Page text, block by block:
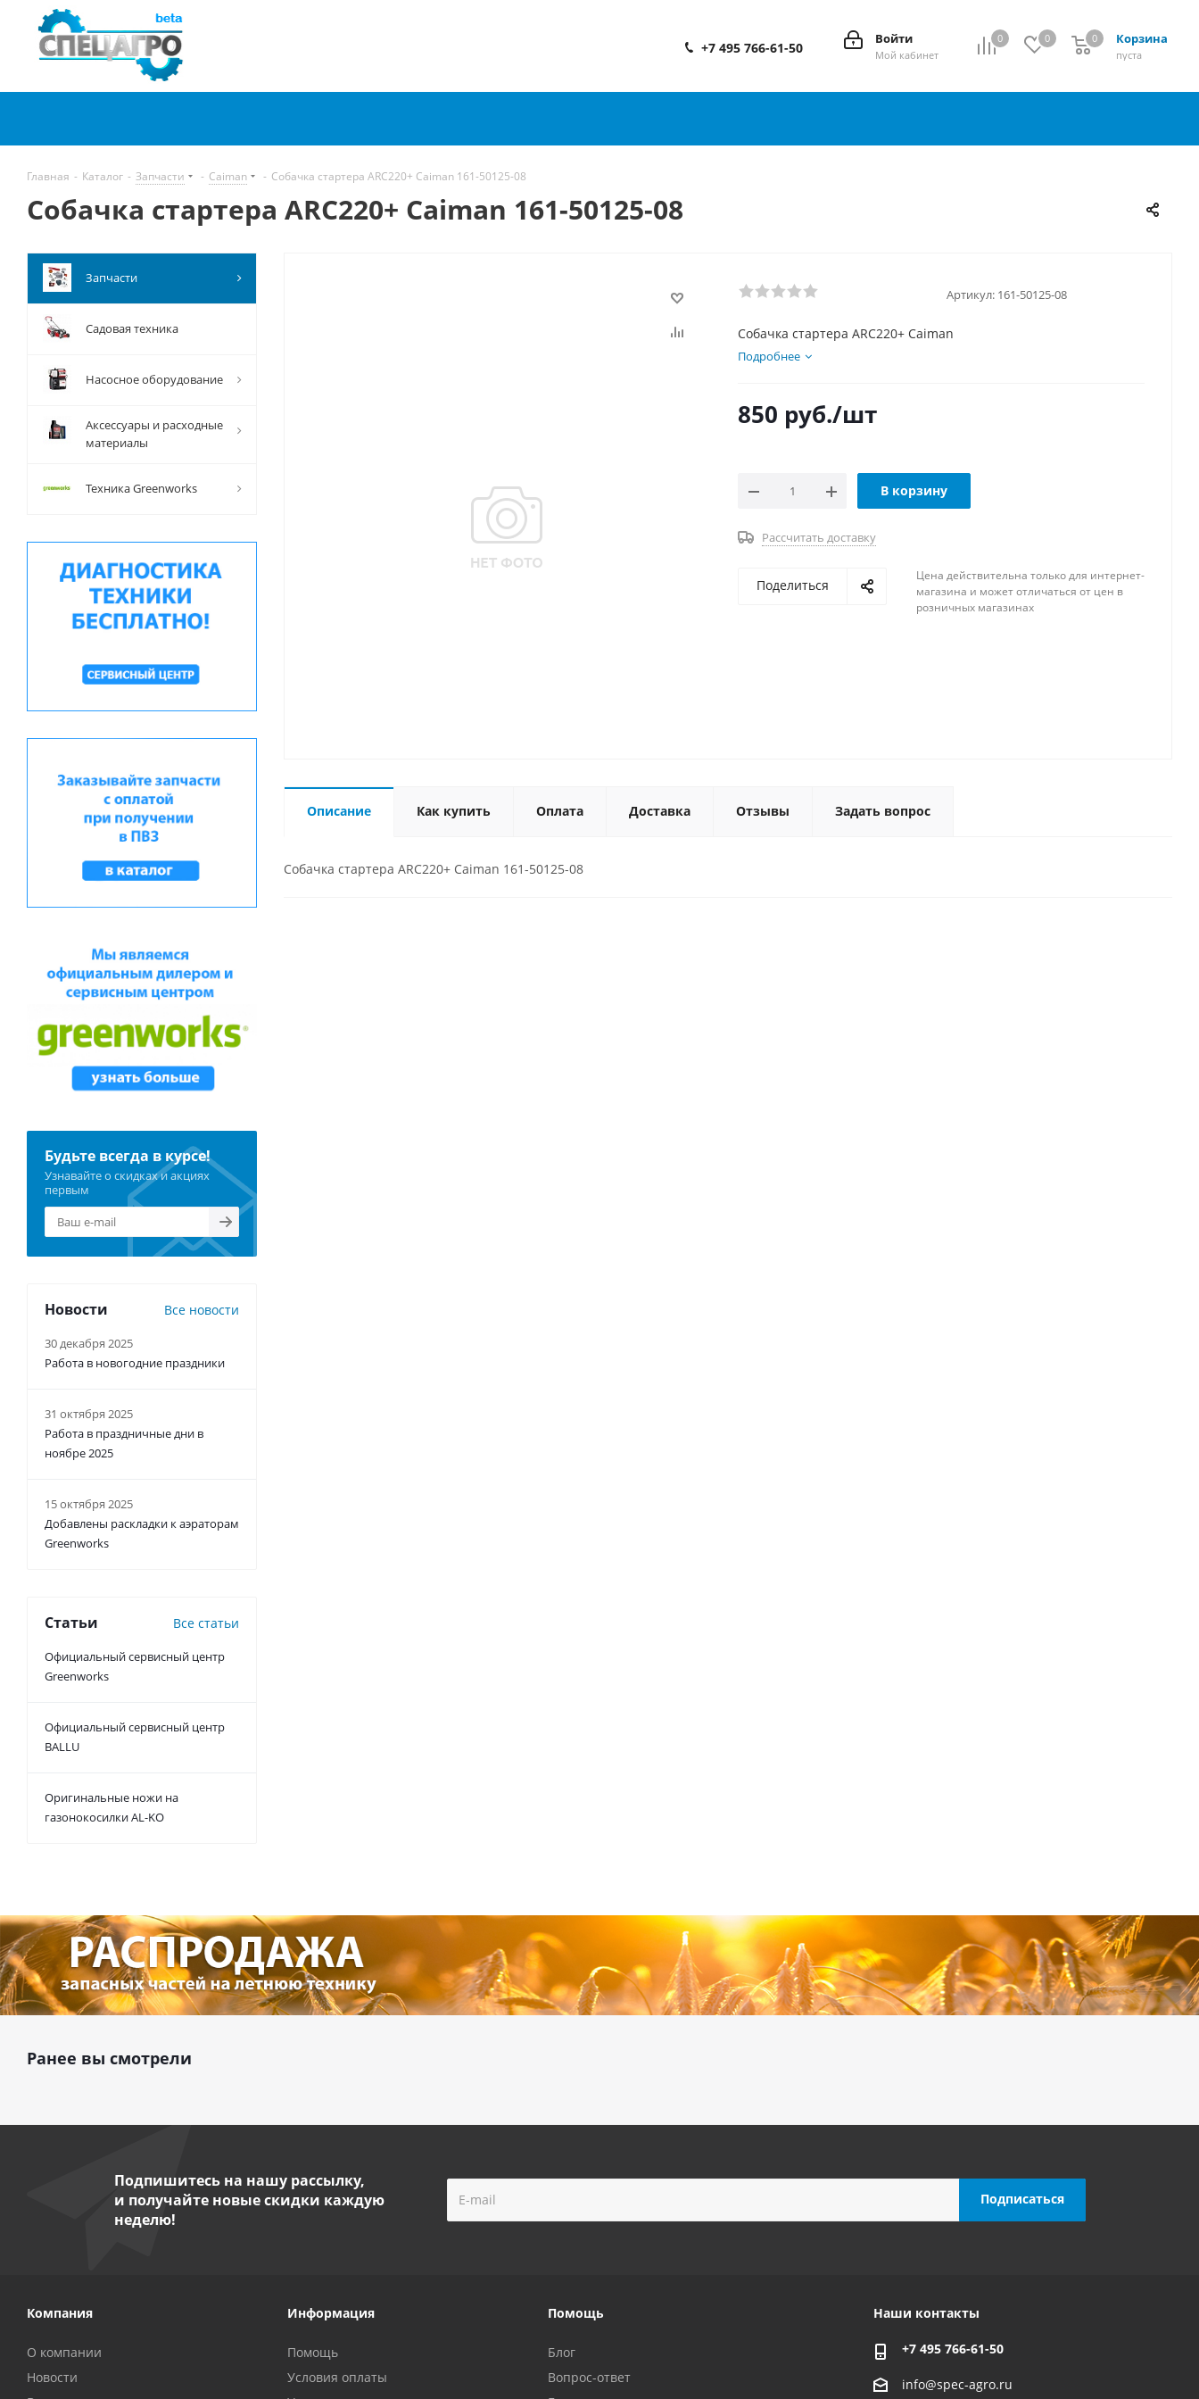
0 0 Корзина
0
пуста
0
Войти
Мой кабинет
+7 495 766-61-50
Главная - Каталог - Запчасти - Caiman - Собачка стартера ARC220+ Caiman 161-50125-08
Собачка стартера ARC220+ Caiman 161-50125-08
Артикул: 161-50125-08
Собачка стартера ARC220+ Caiman
Подробнее
850 руб./шт
В корзину
Рассчитать доставку
Поделиться
Цена действительна только для интернет-
магазина и может отличаться от цен в
розничных магазинах
Описание Как купить Оплата Доставка Отзывы Задать вопрос
Собачка стартера ARC220+ Caiman 161-50125-08
Запчасти
Садовая техника
Насосное оборудование
Аксессуары и расходные
материалы
Техника Greenworks
Будьте всегда в курсе!
Узнавайте о скидках и акциях
первым
Новости Все новости
30 декабря 2025
Работа в новогодние праздники
31 октября 2025
Работа в праздничные дни в
ноябре 2025
15 октября 2025
Добавлены раскладки к аэраторам
Greenworks
Статьи Все статьи
Официальный сервисный центр
Greenworks
Официальный сервисный центр
BALLU
Оригинальные ножи на
газонокосилки AL-KO
Ранее вы смотрели
Подпишитесь на нашу рассылку,
и получайте новые скидки каждую
неделю!
Компания
О компании
Новости
Информация
Помощь
Условия оплаты
Помощь
Блог
Вопрос-ответ
Наши контакты
+7 495 766-61-50
info@spec-agro.ru